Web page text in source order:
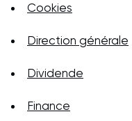
Cookies
Direction générale
Dividende
Finance